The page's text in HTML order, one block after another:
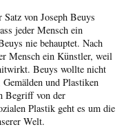
von Joseph Beuys
jeder Mensch ein
nie behauptet. Nach
Mensch ein Künstler, weil
Beuys wollte nicht
und Plastiken
Begriff von der
Plastik geht es um die
Welt.